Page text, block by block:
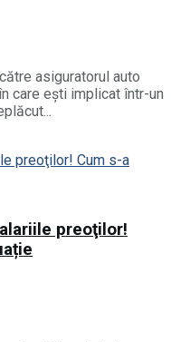
asiguratorul auto
care ești implicat într-un
preoţilor!